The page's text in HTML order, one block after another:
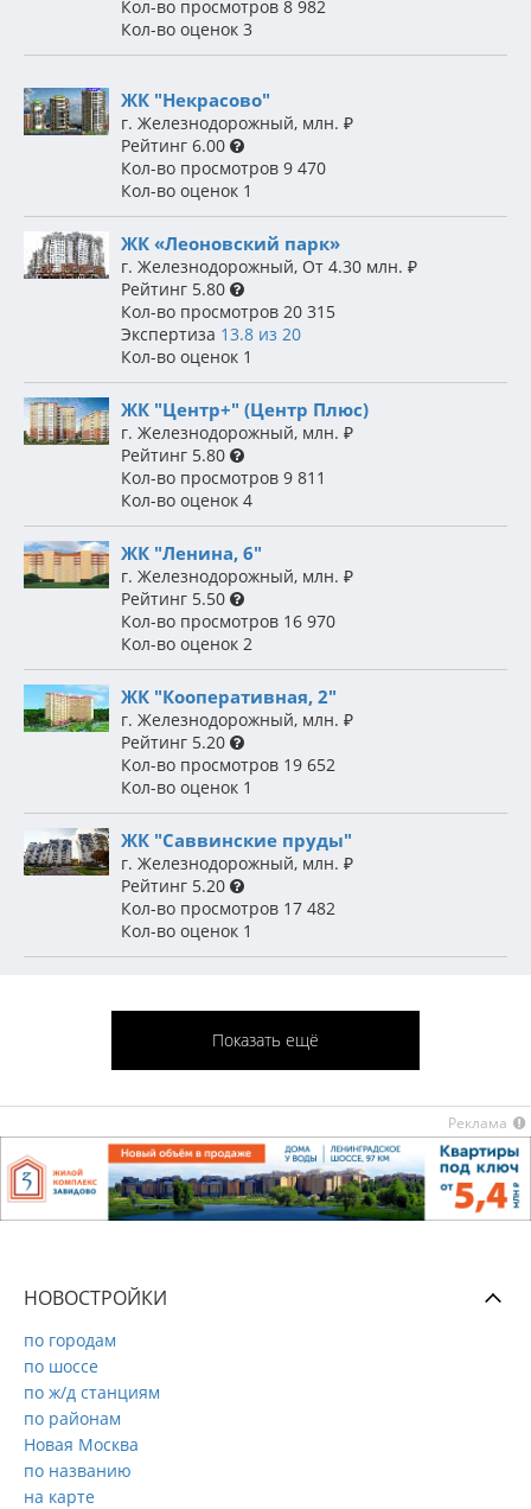
Кол-во просмотров8 982
Кол-во оценок3
ЖК "Некрасово"
г. Железнодорожный, млн. ₽
Рейтинг6.00
Кол-во просмотров9 470
Кол-во оценок1
ЖК «Леоновский парк»
г. Железнодорожный, От 4.30 млн. ₽
Рейтинг5.80
Кол-во просмотров20 315
Экспертиза 13.8 из 20
Кол-во оценок1
ЖК "Центр+" (Центр Плюс)
г. Железнодорожный, млн. ₽
Рейтинг5.80
Кол-во просмотров9 811
Кол-во оценок4
ЖК "Ленина, 6"
г. Железнодорожный, млн. ₽
Рейтинг5.50
Кол-во просмотров16 970
Кол-во оценок2
ЖК "Кооперативная, 2"
г. Железнодорожный, млн. ₽
Рейтинг5.20
Кол-во просмотров19 652
Кол-во оценок1
ЖК "Саввинские пруды"
г. Железнодорожный, млн. ₽
Рейтинг5.20
Кол-во просмотров17 482
Кол-во оценок1
Показать ещё
Реклама
НОВОСТРОЙКИ
по городам
по шоссе
по ж/д станциям
по районам
Новая Москва
по названию
на карте